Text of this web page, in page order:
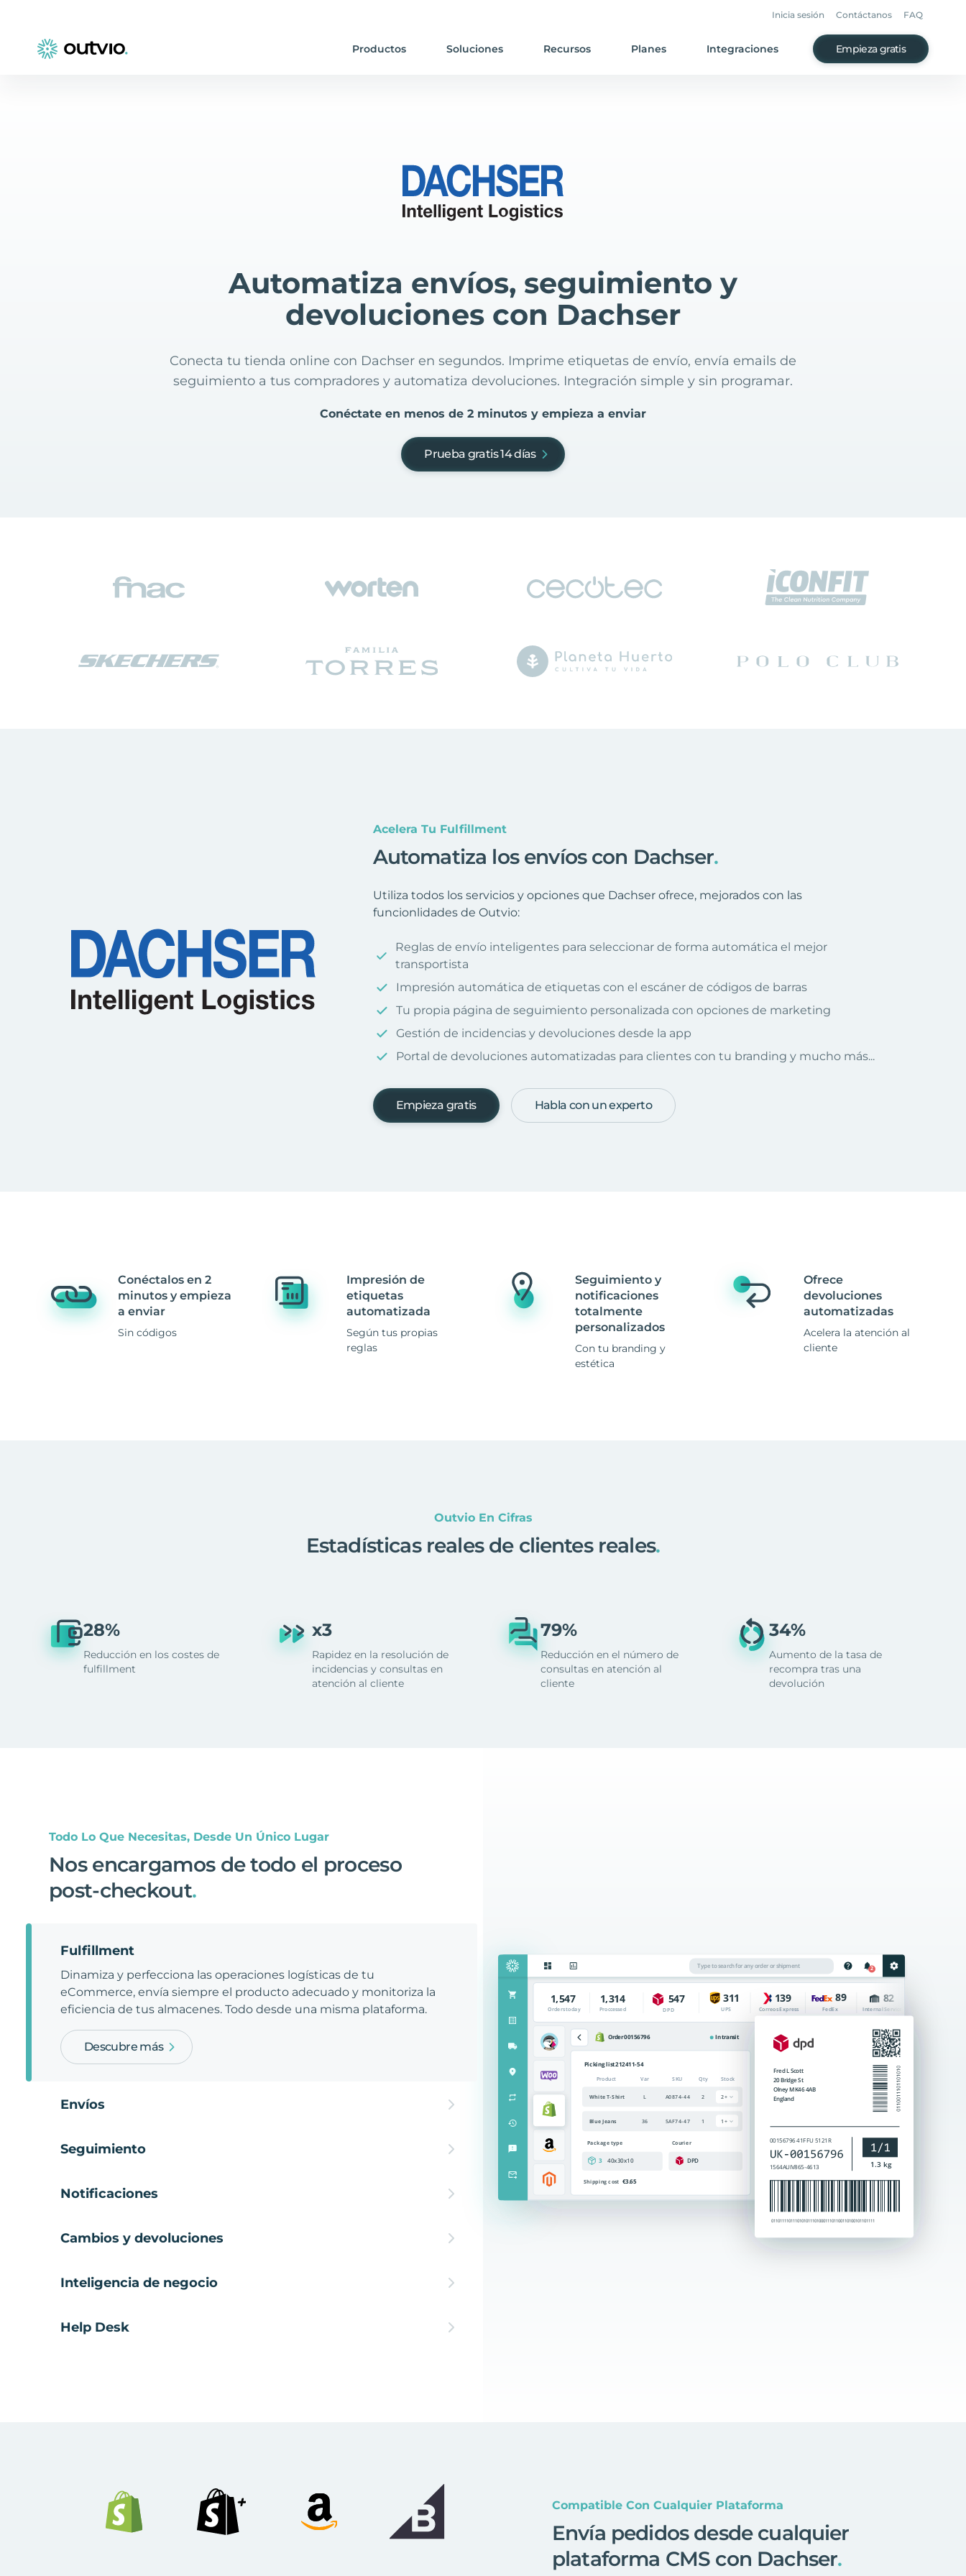
Inicia sesión Contáctanos FAQ
Productos Soluciones Recursos Planes Integraciones Empieza gratis
Automatiza envíos, seguimiento y
devoluciones con Dachser
Conecta tu tienda online con Dachser en segundos. Imprime etiquetas de envío, envía emails de
seguimiento a tus compradores y automatiza devoluciones. Integración simple y sin programar.
Conéctate en menos de 2 minutos y empieza a enviar
Prueba gratis 14 días
Acelera Tu Fulfillment
Automatiza los envíos con Dachser.
Utiliza todos los servicios y opciones que Dachser ofrece, mejorados con las
funcionlidades de Outvio:
Reglas de envío inteligentes para seleccionar de forma automática el mejor
transportista
Impresión automática de etiquetas con el escáner de códigos de barras
Tu propia página de seguimiento personalizada con opciones de marketing
Gestión de incidencias y devoluciones desde la app
Portal de devoluciones automatizadas para clientes con tu branding y mucho más...
Empieza gratis Habla con un experto
Conéctalos en 2
minutos y empieza
a enviar
Sin códigos
Impresión de
etiquetas
automatizada
Según tus propias
reglas
Seguimiento y
notificaciones
totalmente
personalizados
Con tu branding y
estética
Ofrece
devoluciones
automatizadas
Acelera la atención al
cliente
Outvio En Cifras
Estadísticas reales de clientes reales.
28%
Reducción en los costes de
fulfillment
x3
Rapidez en la resolución de
incidencias y consultas en
atención al cliente
79%
Reducción en el número de
consultas en atención al
cliente
34%
Aumento de la tasa de
recompra tras una
devolución
Todo Lo Que Necesitas, Desde Un Único Lugar
Nos encargamos de todo el proceso
post-checkout.
Fulfillment
Dinamiza y perfecciona las operaciones logísticas de tu
eCommerce, envía siempre el producto adecuado y monitoriza la
eficiencia de tus almacenes. Todo desde una misma plataforma.
Descubre más
Envíos
Seguimiento
Notificaciones
Cambios y devoluciones
Inteligencia de negocio
Help Desk
Compatible Con Cualquier Plataforma
Envía pedidos desde cualquier
plataforma CMS con Dachser.